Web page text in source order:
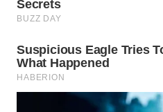
HEALTH
WAHANA
DESA